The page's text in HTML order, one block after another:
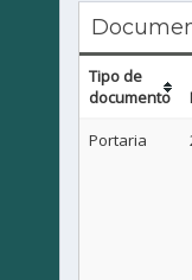
Tipo de
documento
Portaria